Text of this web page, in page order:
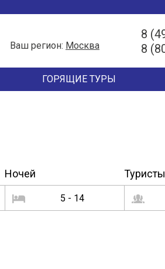
8
8
Ваш регион: Москва
ГОРЯЩИЕ ТУРЫ
Ночей
5 - 14
Туристы